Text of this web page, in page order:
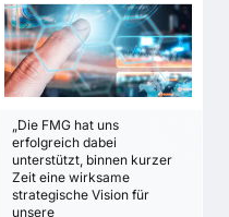
„Die FMG hat uns
erfolgreich dabei
unterstützt, binnen kurzer
Zeit eine wirksame
strategische Vision für
unsere
ZIELE
Ziel des Projekts war
das Erkennen
zukünftiger
die Jetter AG.